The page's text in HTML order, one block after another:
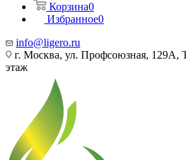
Корзина0
Избранное0
info@ligero.ru
г. Москва, ул. Профсоюзная,
этаж